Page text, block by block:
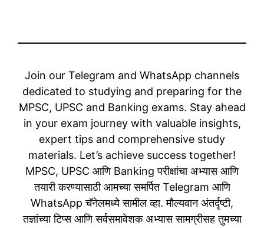
Join our Telegram and WhatsApp channels
dedicated to studying and preparing for the
MPSC, UPSC and Banking exams. Stay ahead
in your exam journey with valuable insights,
expert tips and comprehensive study
materials. Let’s achieve success together!
MPSC, UPSC आणि Banking परीक्षांचा अभ्यास आणि
तयारी करण्यासाठी आमच्या समर्पित Telegram आणि
WhatsApp चॅनेलमध्ये सामील व्हा. मौल्यवान अंतर्दृष्टी,
तज्ञांच्या टिप्स आणि सर्वसमावेशक अभ्यास सामग्रीसह तुमच्या